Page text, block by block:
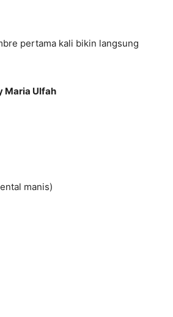
pertama kali bikin langsung
Maria Ulfah
manis)